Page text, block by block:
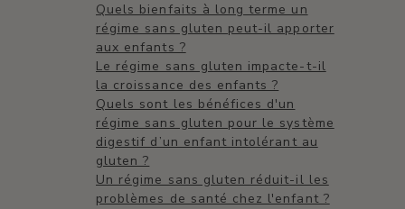
Quels bienfaits à long terme un
régime sans gluten peut-il apporter
aux enfants ?
Le régime sans gluten impacte-t-il
la croissance des enfants ?
Quels sont les bénéfices d'un
régime sans gluten pour le système
digestif d’un enfant intolérant au
gluten ?
Un régime sans gluten réduit-il les
problèmes de santé chez l'enfant ?